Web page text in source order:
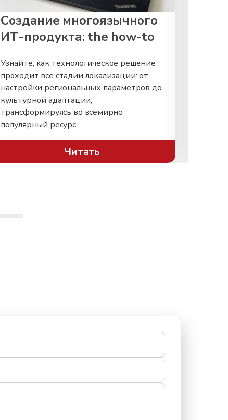
Создание многоязычного
ИТ-продукта: the how-to
Узнайте, как технологическое решение
проходит все стадии локализации: от
настройки региональных параметров до
культурной адаптации,
трансформируясь во всемирно
популярный ресурс.
Читать